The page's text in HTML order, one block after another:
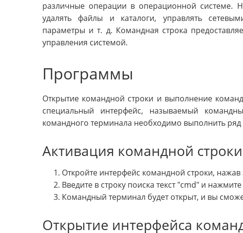
различные операции в операционной системе.
удалять файлы и каталоги, управлять
параметры и т. д. Командная строка
управления системой.
Программы
Открытие командной строки и выполнение
специальный интерфейс, называемый
командного терминала необходимо выполнить ряд
Активация командной
Откройте интерфейс командной строки,
Введите в строку поиска текст "cmd" и
Командный терминал будет открыт, и вы
Открытие интерфейса